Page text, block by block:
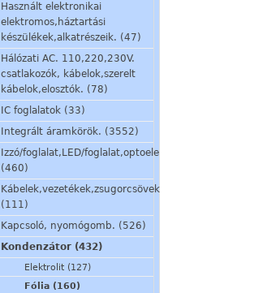
Használt elektronikai
elektromos,háztartási
készülékek,alkatrészeik. (47)
Hálózati AC. 110,220,230V.
csatlakozók, kábelok,szerelt
kábelok,elosztók. (78)
IC foglalatok (33)
Integrált áramkörök. (3552)
Izzó/foglalat,LED/foglalat,optoelem,kijelző,jelzőlámpa.
(460)
Kábelek,vezetékek,zsugorcsövek,szigetelőcsövek.
(111)
Kapcsoló, nyomógomb. (526)
Kondenzátor (432)
Elektrolit (127)
Fólia (160)